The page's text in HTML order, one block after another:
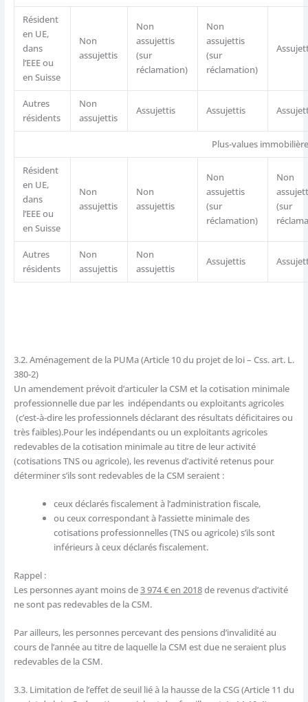
Résident
en UE,
dans
l’EEE ou
en Suisse
Non
assujettis
Non
assujettis
(sur
réclamation)
Non
assujettis
(sur
réclamation)
Autres
résidents
Non
assujettis
Assujettis Assujettis
Plus-values
Résident
en UE,
dans
l’EEE ou
en Suisse
Non
assujettis
Non
assujettis
Non
assujettis
(sur
réclamation)
Non
(sur
Autres
résidents
Non
assujettis
Non
assujettis
Assujettis
3.2.Aménagement de la PUMa (Article 10 du projet de loi – Css. art. L.
380-2)
Un amendement prévoit d’articuler la CSM et la cotisation minimale
professionnelle due par les indépendants ou exploitants agricoles
(c’est-à-dire les professionnels déclarant des résultats déficitaires ou
très faibles).Pour les indépendants ou un exploitants agricoles
redevables de la cotisation minimale au titre de leur activité
(cotisations TNS ou agricole), les revenus d’activité retenus pour
déterminer s’ils sont redevables de la CSM seraient :
ceux déclarés fiscalement à l’administration fiscale,
ou ceux correspondant à l’assiette minimale des
cotisations professionnelles (TNS ou agricole) s’ils sont
inférieurs à ceux déclarés fiscalement.
Rappel :
Les personnes ayant moins de3 974 € en 2018de revenus d’activité
ne sont pas redevables de la CSM.
Par ailleurs, les personnes percevant des pensions d’invalidité au
cours de l’année au titre de laquelle la CSM est due ne seraient plus
redevables de la CSM.
3.3.Limitation de l’effet de seuil lié à la hausse de la CSG (Article 11 du